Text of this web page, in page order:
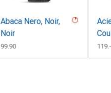
Abaca Nero, Noir,
Noir
CHF
99.90 CHF